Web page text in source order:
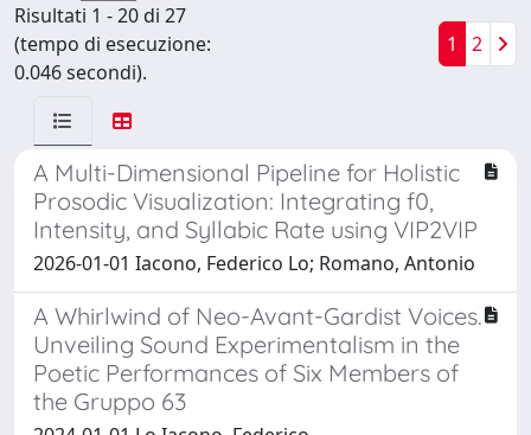
Risultati 1 - 20 di 27
(tempo di esecuzione:
0.046 secondi).
1 2
A Multi-Dimensional Pipeline for Holistic
Prosodic Visualization: Integrating f0,
Intensity, and Syllabic Rate using VIP2VIP
2026-01-01 Iacono, Federico Lo; Romano, Antonio
A Whirlwind of Neo-Avant-Gardist Voices.
Unveiling Sound Experimentalism in the
Poetic Performances of Six Members of
the Gruppo 63